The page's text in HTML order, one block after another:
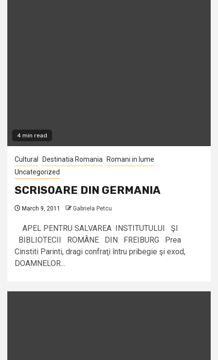
4 min read
Cultural Destinatia Romania
Romani in lume
Uncategorized
SCRISOARE DIN GERMANIA
March 9, 2011 Gabriela Petcu
APEL PENTRU SALVAREA INSTITUTULUI ŞI
BIBLIOTECII ROMÂNE DIN FREIBURG Prea
Cinstiti Parinti, dragi confraţi întru pribegie şi exod,
DOAMNELOR...